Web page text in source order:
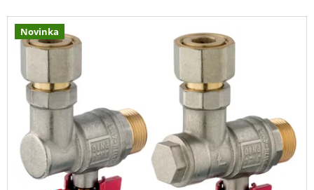
V Novinka